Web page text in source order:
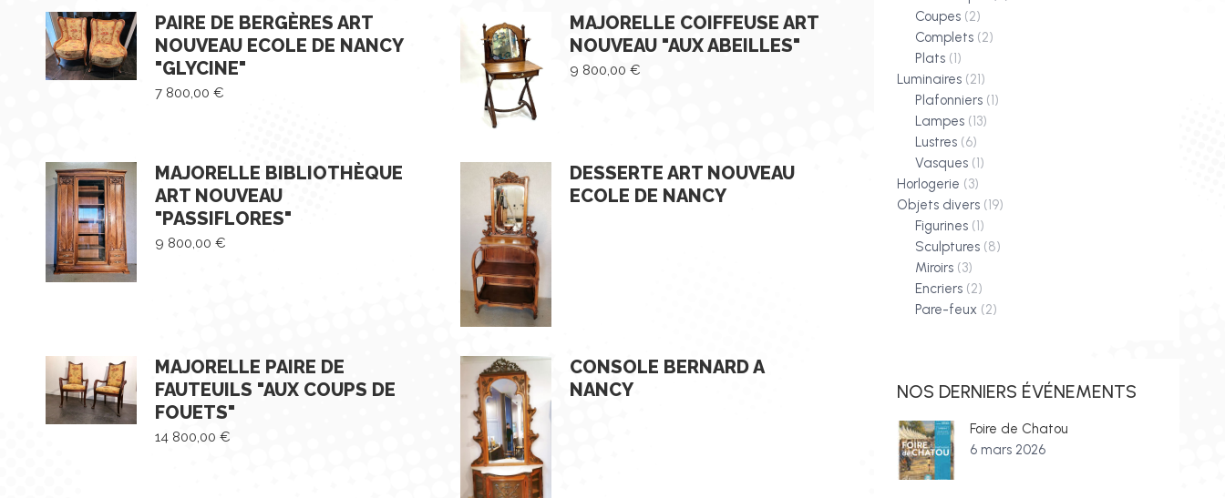
PAIRE DE BERGÈRES ART
NOUVEAU ECOLE DE NANCY
"GLYCINE"
7 800,00 €
MAJORELLE COIFFEUSE ART
NOUVEAU "AUX ABEILLES"
9 800,00 €
MAJORELLE BIBLIOTHÈQUE
ART NOUVEAU
"PASSIFLORES"
9 800,00 €
DESSERTE ART NOUVEAU
ECOLE DE NANCY
MAJORELLE PAIRE DE
FAUTEUILS "AUX COUPS DE
FOUETS"
14 800,00 €
CONSOLE BERNARD A
NANCY
Coupes (2)
Complets (2)
Plats (1)
Luminaires (21)
Plafonniers (1)
Lampes (13)
Lustres (6)
Vasques (1)
Horlogerie (3)
Objets divers (19)
Figurines (1)
Sculptures (8)
Miroirs (3)
Encriers (2)
Pare-feux (2)
NOS DERNIERS ÉVÉNEMENTS
Foire de Chatou
6 mars 2026